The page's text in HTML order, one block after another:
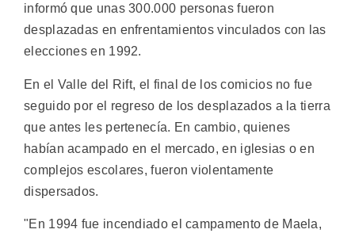
informó que unas 300.000 personas fueron
desplazadas en enfrentamientos vinculados con las
elecciones en 1992.
En el Valle del Rift, el final de los comicios no fue
seguido por el regreso de los desplazados a la tierra
que antes les pertenecía. En cambio, quienes
habían acampado en el mercado, en iglesias o en
complejos escolares, fueron violentamente
dispersados.
"En 1994 fue incendiado el campamento de Maela,